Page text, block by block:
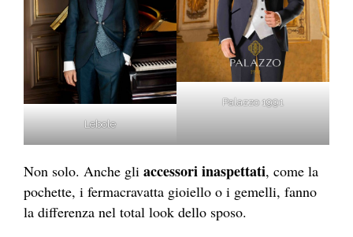
Lebole
Palazzo 1991
Non solo. Anche gli accessori inaspettati, come la
pochette, i fermacravatta gioiello o i gemelli, fanno
la differenza nel total look dello sposo.